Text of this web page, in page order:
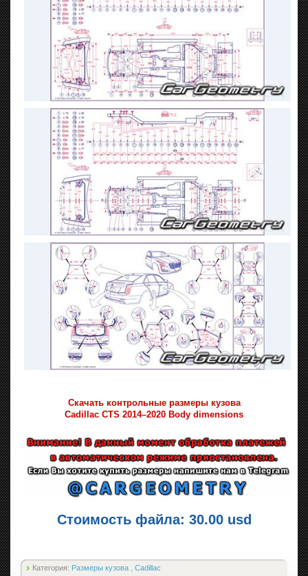
Скачать контрольные размеры кузова
Cadillac CTS 2014–2020 Body dimensions
Стоимость файла: 30.00 usd
Категория: Размеры кузова Cadillac